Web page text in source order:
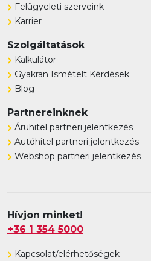
Felügyeleti szerveink
Karrier
Szolgáltatások
Kalkulátor
Gyakran Ismételt Kérdések
Blog
Partnereinknek
Áruhitel partneri jelentkezés
Autóhitel partneri jelentkezés
Webshop partneri jelentkezés
Hívjon minket!
+36 1 354 5000
Kapcsolat/elérhetőségek